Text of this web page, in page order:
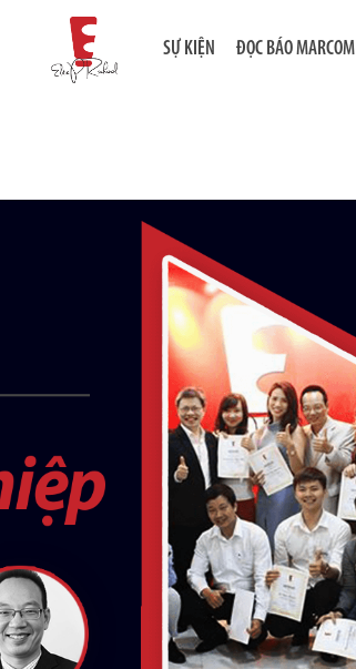
SỰ KIỆN ĐỌC BÁO MARCOM